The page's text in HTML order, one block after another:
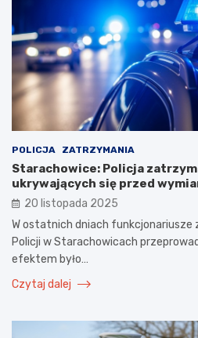
POLICJA ZATRZYMANIA
Starachowice: Policja
ukrywających się przed
20 listopada 2025
W ostatnich dniach funkcjonariusze
Policji w Starachowicach
efektem było…
Czytaj dalej